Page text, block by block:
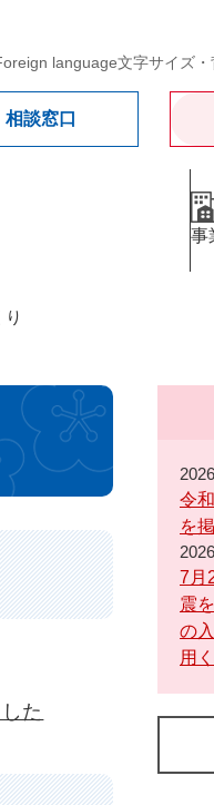
language文字サイズ
相談窓口
事
た
令
を
7月
震
の
用